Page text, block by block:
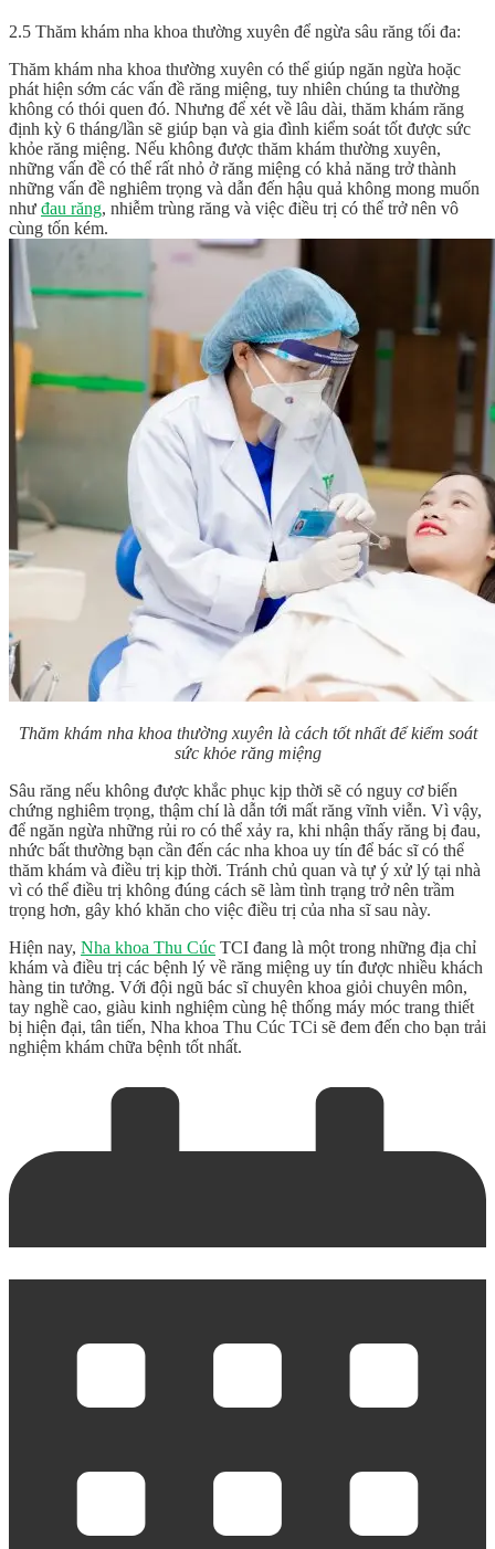
2.5 Thăm khám nha khoa thường xuyên để ngừa sâu răng tối đa:
Thăm khám nha khoa thường xuyên có thể giúp ngăn ngừa hoặc
phát hiện sớm các vấn đề răng miệng, tuy nhiên chúng ta thường
không có thói quen đó. Nhưng để xét về lâu dài, thăm khám răng
định kỳ 6 tháng/lần sẽ giúp bạn và gia đình kiểm soát tốt được sức
khỏe răng miệng. Nếu không được thăm khám thường xuyên,
những vấn đề có thể rất nhỏ ở răng miệng có khả năng trở thành
những vấn đề nghiêm trọng và dẫn đến hậu quả không mong muốn
như đau răng, nhiễm trùng răng và việc điều trị có thể trở nên vô
cùng tốn kém.
Thăm khám nha khoa thường xuyên là cách tốt nhất để kiểm soát
sức khỏe răng miệng
Sâu răng nếu không được khắc phục kịp thời sẽ có nguy cơ biến
chứng nghiêm trọng, thậm chí là dẫn tới mất răng vĩnh viễn. Vì vậy,
để ngăn ngừa những rủi ro có thể xảy ra, khi nhận thấy răng bị đau,
nhức bất thường bạn cần đến các nha khoa uy tín để bác sĩ có thể
thăm khám và điều trị kịp thời. Tránh chủ quan và tự ý xử lý tại nhà
vì có thể điều trị không đúng cách sẽ làm tình trạng trở nên trầm
trọng hơn, gây khó khăn cho việc điều trị của nha sĩ sau này.
Hiện nay, Nha khoa Thu Cúc TCI đang là một trong những địa chỉ
khám và điều trị các bệnh lý về răng miệng uy tín được nhiều khách
hàng tin tưởng. Với đội ngũ bác sĩ chuyên khoa giỏi chuyên môn,
tay nghề cao, giàu kinh nghiệm cùng hệ thống máy móc trang thiết
bị hiện đại, tân tiến, Nha khoa Thu Cúc TCi sẽ đem đến cho bạn trải
nghiệm khám chữa bệnh tốt nhất.